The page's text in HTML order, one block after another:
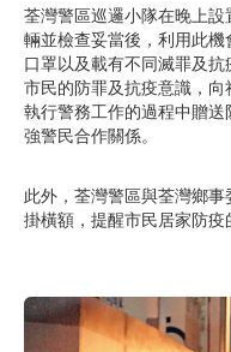
荃灣警區巡邏小隊在晚上
輛並檢查妥當後，利用此
口罩以及載有不同滅罪及
市民的防罪及抗疫意識，
執行警務工作的過程中贈
強警民合作關係。
此外，荃灣警區與荃灣鄉
掛橫額，提醒市民居家防疫